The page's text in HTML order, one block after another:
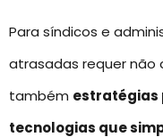
Para síndicos e
atrasadas requer não
também estratégias
tecnologias que